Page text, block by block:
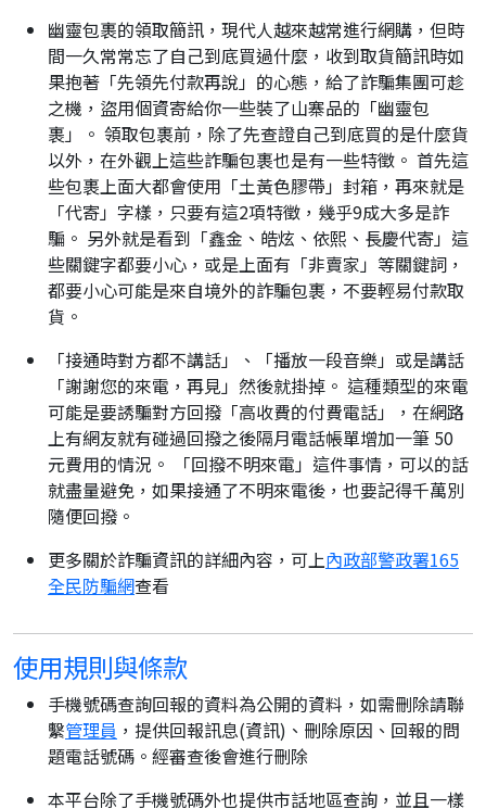
幽靈包裹的領取簡訊，現代人越來越常進行網購，但時
間一久常常忘了自己到底買過什麼，收到取貨簡訊時如
果抱著「先領先付款再說」的心態，給了詐騙集團可趁
之機，盜用個資寄給你一些裝了山寨品的「幽靈包
裹」。 領取包裹前，除了先查證自己到底買的是什麼貨
以外，在外觀上這些詐騙包裹也是有一些特徵。 首先這
些包裹上面大都會使用「土黃色膠帶」封箱，再來就是
「代寄」字樣，只要有這2項特徵，幾乎9成大多是詐
騙。 另外就是看到「鑫金、皓炫、依熙、長慶代寄」這
些關鍵字都要小心，或是上面有「非賣家」等關鍵詞，
都要小心可能是來自境外的詐騙包裹，不要輕易付款取
貨。
「接通時對方都不講話」、「播放一段音樂」或是講話
「謝謝您的來電，再見」然後就掛掉。 這種類型的來電
可能是要誘騙對方回撥「高收費的付費電話」，在網路
上有網友就有碰過回撥之後隔月電話帳單增加一筆 50
元費用的情況。 「回撥不明來電」這件事情，可以的話
就盡量避免，如果接通了不明來電後，也要記得千萬別
隨便回撥。
更多關於詐騙資訊的詳細內容，可上內政部警政署165
全民防騙網查看
使用規則與條款
手機號碼查詢回報的資料為公開的資料，如需刪除請聯
繫管理員 ，提供回報訊息(資訊)、刪除原因、回報的問
題電話號碼。經審查後會進行刪除
本平台除了手機號碼外也提供市話地區查詢，並且一樣